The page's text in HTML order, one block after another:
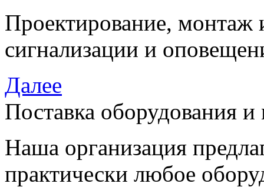
Проектирование, монтаж
сигнализации и
Далее
Поставка оборудования и
Наша организация
практически любое